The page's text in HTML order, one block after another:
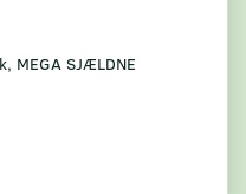
MEGA SJÆLDNE